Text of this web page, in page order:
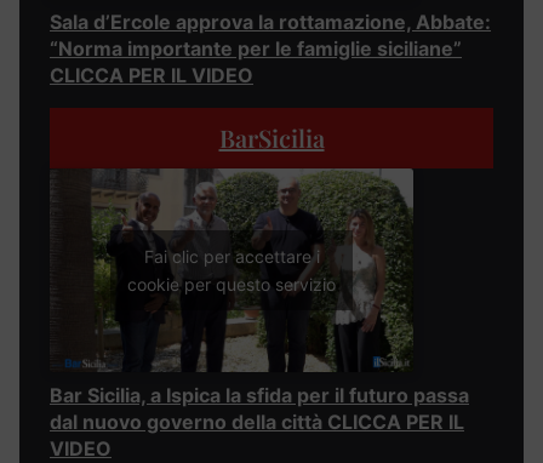
Sala d’Ercole approva la rottamazione, Abbate:
“Norma importante per le famiglie siciliane”
CLICCA PER IL VIDEO
BarSicilia
Fai clic per accettare i
cookie per questo servizio
Bar Sicilia, a Ispica la sfida per il futuro passa
dal nuovo governo della città CLICCA PER IL
VIDEO